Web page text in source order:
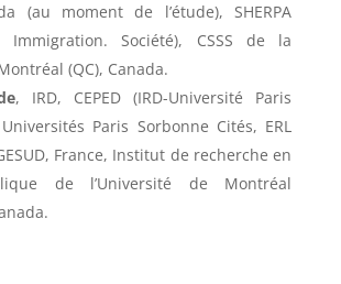
(au moment de l’étude), SHERPA
Immigration. Société), CSSS de la
(QC), Canada.
, IRD, CEPED (IRD-Université Paris
Paris Sorbonne Cités, ERL
France, Institut de recherche en
de l’Université de Montréal